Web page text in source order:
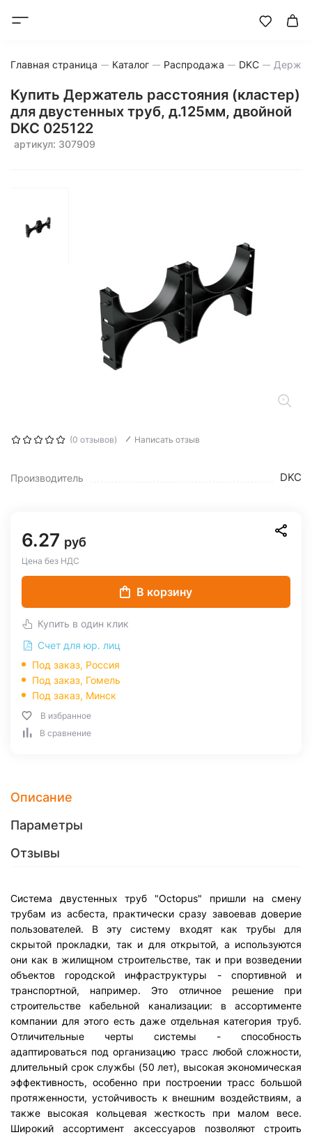
Главная страница Каталог Распродажа DKC
Купить Держатель расстояния (кластер)
для двустенных труб, д.125мм, двойной
DKC 025122
артикул: 307909
(0 отзывов) Написать отзыв
Производитель DKC
6.27 руб
Цена без НДС
В корзину
Купить в один клик
Счет для юр. лиц
Под заказ, Россия
Под заказ, Гомель
Под заказ, Минск
В избранное
В сравнение
Описание
Параметры
Отзывы
Система двустенных труб "Octopus" пришли на смену
трубам из асбеста, практически сразу завоевав доверие
пользователей. В эту систему входят как трубы для
скрытой прокладки, так и для открытой, а используются
они как в жилищном строительстве, так и при возведении
объектов городской инфраструктуры - спортивной и
транспортной, например. Это отличное решение при
строительстве кабельной канализации: в ассортименте
компании для этого есть даже отдельная категория труб.
Отличительные черты системы - способность
адаптироваться под организацию трасс любой сложности,
длительный срок службы (50 лет), высокая экономическая
эффективность, особенно при построении трасс большой
протяженности, устойчивость к внешним воздействиям, а
также высокая кольцевая жесткость при малом весе.
Широкий ассортимент аксессуаров позволяют строить